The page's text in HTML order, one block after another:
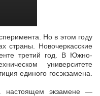
Но в этом году
страны. Новочеркасские
третий год. В Южно-
университете
единого госэкзамена.
экзамене —